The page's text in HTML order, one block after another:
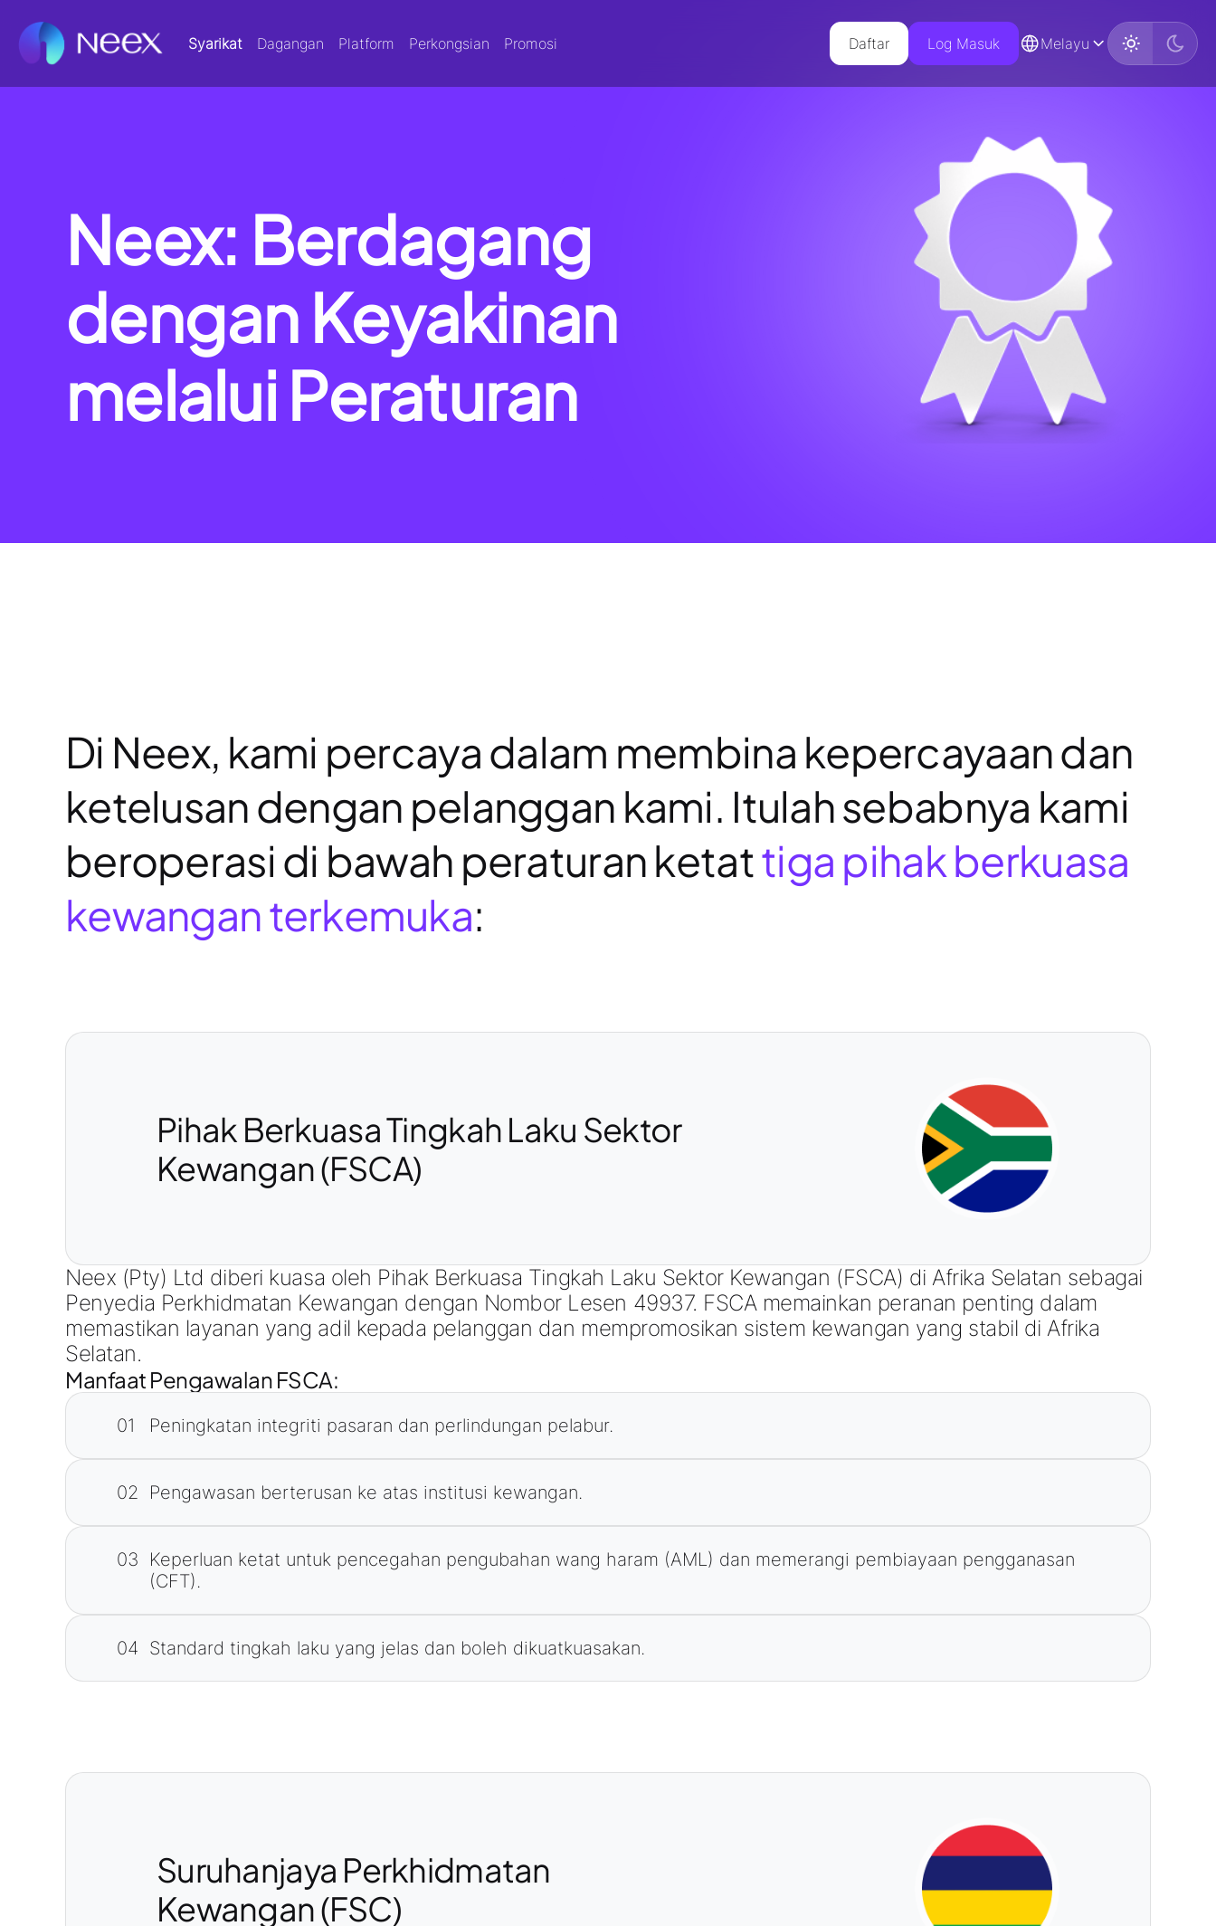
Syarikat Dagangan Platform Perkongsian Promosi Daftar Log Masuk Melayu
Neex: Berdagang
dengan Keyakinan
melalui Peraturan
Di Neex, kami percaya dalam membina kepercayaan dan
ketelusan dengan pelanggan kami. Itulah sebabnya kami
beroperasi di bawah peraturan ketattiga pihak berkuasa
kewangan terkemuka:
Pihak Berkuasa Tingkah Laku Sektor
Kewangan (FSCA)
Neex (Pty) Ltd diberi kuasa oleh Pihak Berkuasa Tingkah Laku Sektor Kewangan (FSCA) di Afrika Selatan sebagai
Penyedia Perkhidmatan Kewangan dengan Nombor Lesen 49937. FSCA memainkan peranan penting dalam
memastikan layanan yang adil kepada pelanggan dan mempromosikan sistem kewangan yang stabil di Afrika
Selatan.
Manfaat Pengawalan FSCA:
01 Peningkatan integriti pasaran dan perlindungan pelabur.
02 Pengawasan berterusan ke atas institusi kewangan.
03
Keperluan ketat untuk pencegahan pengubahan wang haram (AML) dan memerangi pembiayaan pengganasan
(CFT).
04 Standard tingkah laku yang jelas dan boleh dikuatkuasakan.
Suruhanjaya Perkhidmatan
Kewangan (FSC)